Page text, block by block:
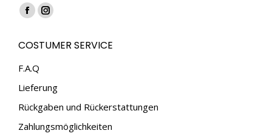
Finden Sie uns auf:
Facebook
opens
in
window
Instagram
opens
window
COSTUMER SERVICE
F.A.Q
Lieferung
Rückgaben und Rückerstattungen
Zahlungsmöglichkeiten